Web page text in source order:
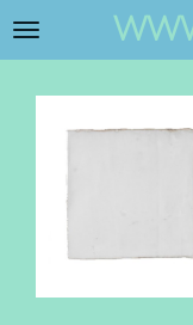
Ga
hoofdinhoud